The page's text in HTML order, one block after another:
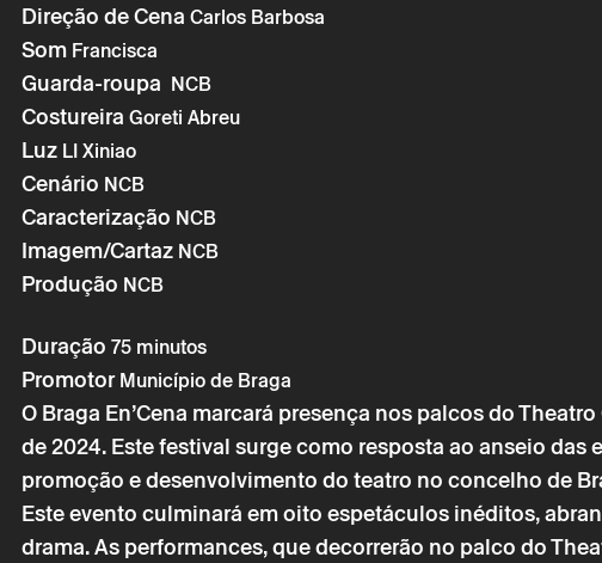
Direção de Cena Carlos Barbosa
Som Francisca
Guarda-roupa NCB
Costureira Goreti Abreu
Luz LI Xiniao
Cenário NCB
Caracterização NCB
Imagem/Cartaz NCB
Produção NCB
Duração 75 minutos
PromotorMunicípio de Braga
O Braga En’Cena marcará presença nos palcos do
de 2024. Este festival surge como resposta ao anseio
promoção e desenvolvimento do teatro no concelho de
Este evento culminará em oito espetáculos inéditos,
drama. As performances, que decorrerão no palco do
* campos de preenchimento
* campos de